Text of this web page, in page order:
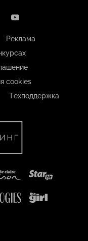
Реклама
cookies
Техподдержка